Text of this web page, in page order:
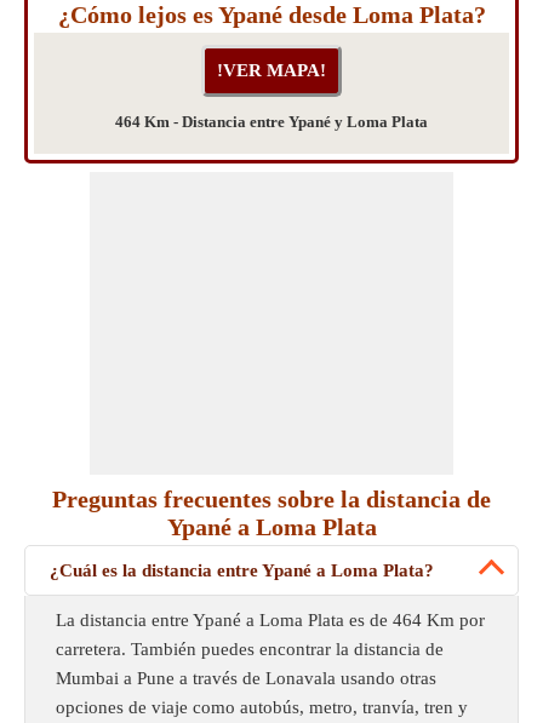
¿Cómo lejos es Ypané desde Loma Plata?
464 Km - Distancia entre Ypané y Loma Plata
Preguntas frecuentes sobre la distancia de
Ypané a Loma Plata
¿Cuál es la distancia entre Ypané a Loma Plata?
La distancia entre Ypané a Loma Plata es de 464 Km por
carretera. También puedes encontrar la distancia de
Mumbai a Pune a través de Lonavala usando otras
opciones de viaje como autobús, metro, tranvía, tren y